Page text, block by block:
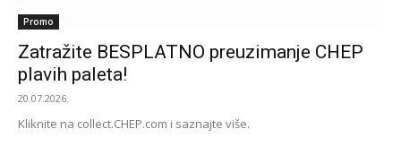
Promo
Zatražite BESPLATNO preuzimanje CHEP
plavih paleta!
20.07.2026.
Kliknite na collect.CHEP.com i saznajte više.